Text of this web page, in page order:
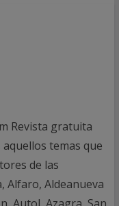
Revista gratuita
temas que
de las
Alfaro, Aldeanueva